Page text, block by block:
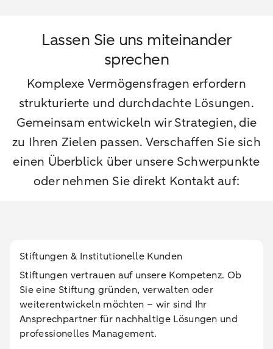
Lassen Sie uns miteinander
sprechen
Komplexe Vermögensfragen erfordern
strukturierte und durchdachte Lösungen.
Gemeinsam entwickeln wir Strategien, die
zu Ihren Zielen passen. Verschaffen Sie sich
einen Überblick über unsere Schwerpunkte
oder nehmen Sie direkt Kontakt auf:
Stiftungen & Institutionelle Kunden
Stiftungen vertrauen auf unsere Kompetenz. Ob
Sie eine Stiftung gründen, verwalten oder
weiterentwickeln möchten – wir sind Ihr
Ansprechpartner für nachhaltige Lösungen und
professionelles Management.